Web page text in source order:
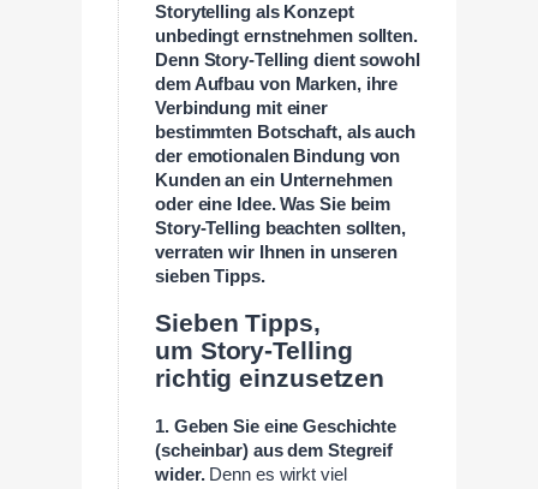
Storytelling als Konzept
unbedingt ernstnehmen sollten.
Denn Story-Telling dient sowohl
dem Aufbau von Marken, ihre
Verbindung mit einer
bestimmten Botschaft, als auch
der emotionalen Bindung von
Kunden an ein Unternehmen
oder eine Idee. Was Sie beim
Story-Telling beachten sollten,
verraten wir Ihnen in unseren
sieben Tipps.
Sieben Tipps,
um Story-Telling
richtig einzusetzen
1. Geben Sie eine Geschichte
(scheinbar) aus dem Stegreif
wider.Denn es wirkt viel